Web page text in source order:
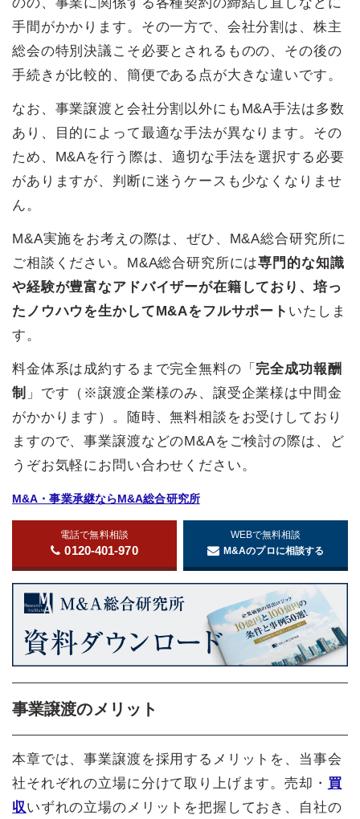
手間がかかります。その一方で、会社分割は、株主
総会の特別決議こそ必要とされるものの、その後の
手続きが比較的、簡便である点が大きな違いです。
なお、事業譲渡と会社分割以外にもM&A手法は多数
あり、目的によって最適な手法が異なります。その
ため、M&Aを行う際は、適切な手法を選択する必要
がありますが、判断に迷うケースも少なくなりませ
ん。
M&A実施をお考えの際は、ぜひ、M&A総合研究所に
ご相談ください。M&A総合研究所には専門的な知識
や経験が豊富なアドバイザーが在籍しており、培っ
たノウハウを生かしてM&Aをフルサポート いたしま
す。
料金体系は成約するまで完全無料の「 完全成功報酬
制 」です（※譲渡企業様のみ、譲受企業様は中間金
がかかります）。随時、無料相談をお受けしており
ますので、事業譲渡などのM&Aをご検討の際は、ど
うぞお気軽にお問い合わせください。
M&A・事業承継ならM&A総合研究所
電話で無料相談
0120-401-970
WEBで無料相談
M&Aのプロに相談する
事業譲渡のメリット
本章では、事業譲渡を採用するメリットを、当事会
社それぞれの立場に分けて取り上げます。売却・ 買
収いずれの立場のメリットを把握しておき、自社の